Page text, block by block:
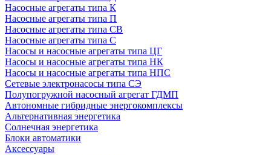
Насосные агрегаты типа К
Насосные агрегаты типа П
Насосные агрегаты типа СВ
Насосные агрегаты типа С
Насосы и насосные агрегаты типа ЦГ
Насосы и насосные агрегаты типа НК
Насосы и насосные агрегаты типа НПС
Сетевые электронасосы типа СЭ
Полупогружной насосный агрегат ГДМП
Автономные гибридные энергокомплексы
Альтернативная энергетика
Солнечная энергетика
Блоки автоматики
Аксессуары